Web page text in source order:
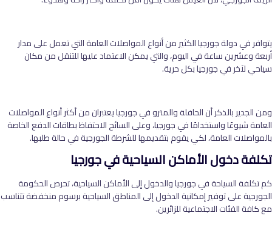
يتوافر في دولة جورجيا الكثير من أنواع المواصلات العامة التي تعمل على مدار
أربعة وعشرين ساعة في اليوم، والتي يمكن الاعتماد عليها للتنقل من مكان
سياحي لآخر في جورجيا بكل حرية.
ومن الجدير بالذكر أن الحافلة والمترو في جورجيا يعتبران من أكثر أنواع المواصلات
العامة شيوعًا واستخدامًا في جورجيا، وعلى السائح الاحتفاظ بطاقات الدفع الخاصة
بالمواصلات العامة، لكي يقوم بتقديمها للشرطة الجورجية في حالة طلبها.
تكلفة دخول الأماكن السياحية في جورجيا
كم تكلفة السياحة في جورجيا والدخول إلى الأماكن السياحية، تحرص الحكومة
الجورجية على توفير إمكانية الدخول إلى المناطق السياحية برسوم منخفضة تتناسب
مع كافة الفئات الاجتماعية للزائرين.